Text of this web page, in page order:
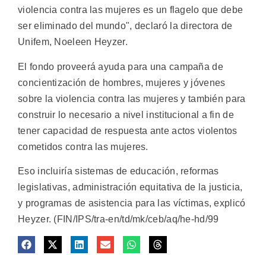
violencia contra las mujeres es un flagelo que debe
ser eliminado del mundo", declaró la directora de
Unifem, Noeleen Heyzer.
El fondo proveerá ayuda para una campaña de
concientización de hombres, mujeres y jóvenes
sobre la violencia contra las mujeres y también para
construir lo necesario a nivel institucional a fin de
tener capacidad de respuesta ante actos violentos
cometidos contra las mujeres.
Eso incluiría sistemas de educación, reformas
legislativas, administración equitativa de la justicia,
y programas de asistencia para las víctimas, explicó
Heyzer. (FIN/IPS/tra-en/td/mk/ceb/aq/he-hd/99